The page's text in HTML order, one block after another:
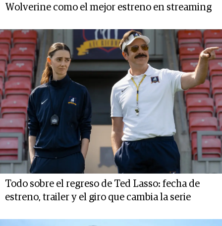
Wolverine como el mejor estreno en streaming
Todo sobre el regreso de Ted Lasso: fecha de
estreno, trailer y el giro que cambia la serie